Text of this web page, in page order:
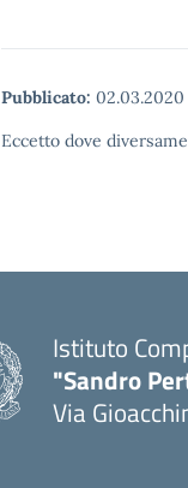
Pubblicato: 02.03.2020
Eccetto dove
Istituto
"Sandro
Via